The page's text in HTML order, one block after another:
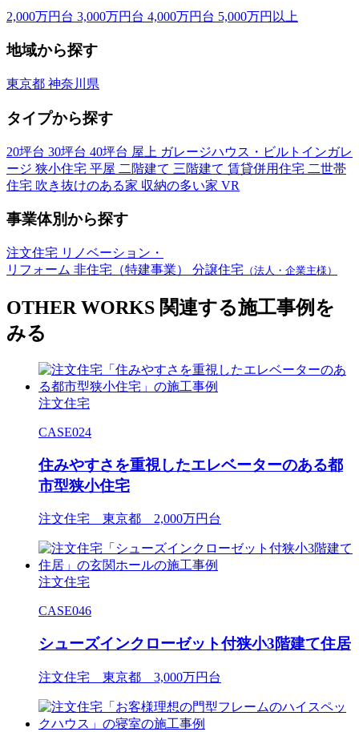
2,000万円台 3,000万円台 4,000万円台 5,000万円以上
地域から探す
東京都 神奈川県
タイプから探す
20坪台 30坪台 40坪台 屋上 ガレージハウス・ビルトインガレ
ージ 狭小住宅 平屋 二階建て 三階建て 賃貸併用住宅 二世帯
住宅 吹き抜けのある家 収納の多い家 VR
事業体別から探す
注文住宅 リノベーション・
リフォーム 非住宅（特建事業） 分譲住宅 （法人・企業主様）
OTHER WORKS 関連する施工事例を
みる
注文住宅
CASE024
住みやすさを重視したエレベーターのある都
市型狭小住宅
注文住宅 東京都 2,000万円台
注文住宅
CASE046
シューズインクローゼット付狭小3階建て住居
注文住宅 東京都 3,000万円台